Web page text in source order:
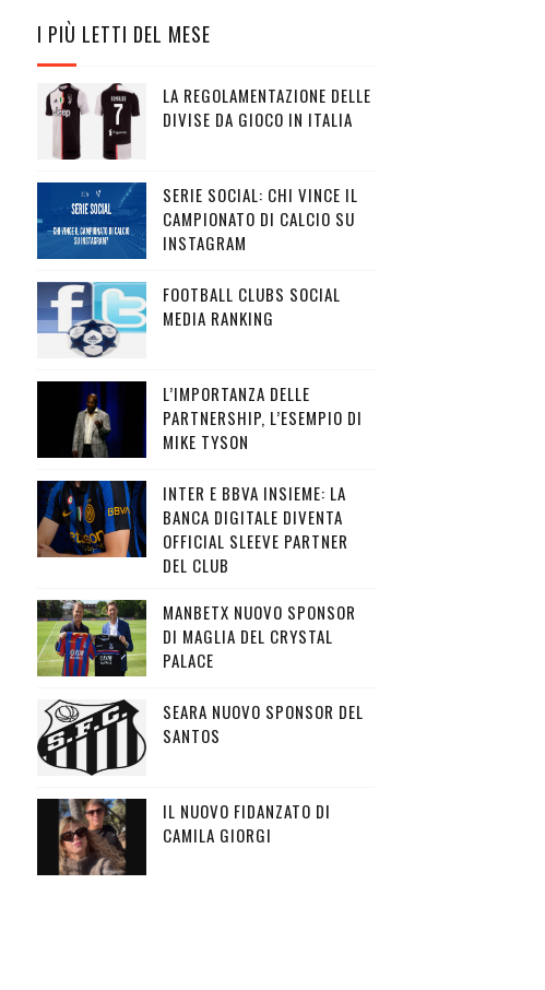
I PIÙ LETTI DEL MESE
LA REGOLAMENTAZIONE DELLE
DIVISE DA GIOCO IN ITALIA
SERIE SOCIAL: CHI VINCE IL
CAMPIONATO DI CALCIO SU
INSTAGRAM
FOOTBALL CLUBS SOCIAL
MEDIA RANKING
L’IMPORTANZA DELLE
PARTNERSHIP, L’ESEMPIO DI
MIKE TYSON
INTER E BBVA INSIEME: LA
BANCA DIGITALE DIVENTA
OFFICIAL SLEEVE PARTNER
DEL CLUB
MANBETX NUOVO SPONSOR
DI MAGLIA DEL CRYSTAL
PALACE
SEARA NUOVO SPONSOR DEL
SANTOS
IL NUOVO FIDANZATO DI
CAMILA GIORGI